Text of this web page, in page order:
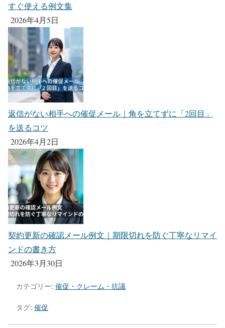
すぐ使える例文集
2026年4月5日
返信がない相手への催促メール｜角を立てずに「2回目」
を送るコツ
2026年4月2日
契約更新の確認メール例文｜期限切れを防ぐ丁寧なリマイ
ンドの書き方
2026年3月30日
カテゴリー: 催促・クレーム・抗議
タグ: 催促